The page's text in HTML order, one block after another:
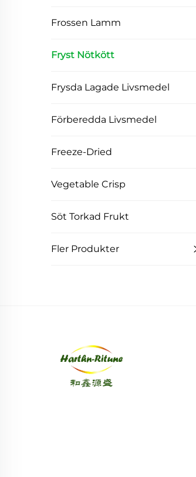
Frossen Lamm
Fryst Nötkött
Frysda Lagade Livsmedel
Förberedda Livsmedel
Freeze-Dried
Vegetable Crisp
Söt Torkad Frukt
Fler Produkter